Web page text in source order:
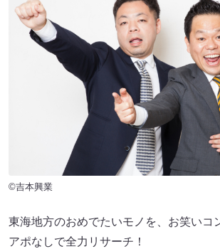
©吉本興業
東海地方のおめでたいモノを、お笑いコ
アポなしで全力リサーチ！